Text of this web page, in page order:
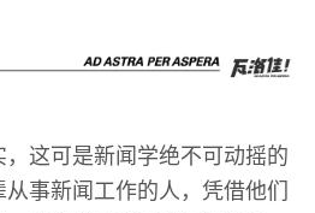
这可是新闻学绝不可动摇的
事新闻工作的人，凭借他们